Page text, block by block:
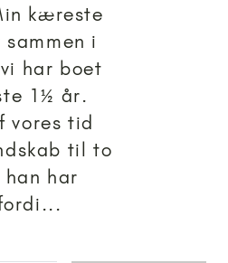
kæreste
i
har boet
1½ år.
vores tid
til to
har